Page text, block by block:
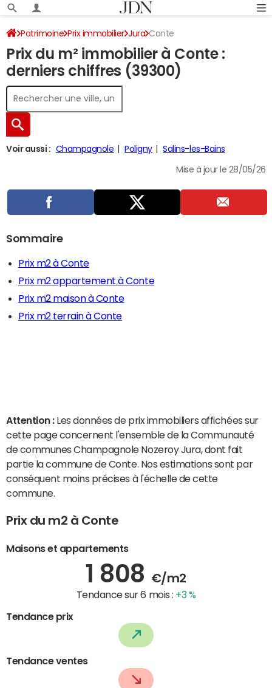
Patrimoine Prix immobilier Jura Conte
Prix du m² immobilier à Conte :
derniers chiffres (39300)
Voir aussi : Champagnole Poligny Salins-les-Bains
Mise à jour le 28/05/26
Sommaire
Prix m2 à Conte
Prix m2 appartement à Conte
Prix m2 maison à Conte
Prix m2 terrain à Conte
Attention : Les données de prix immobiliers affichées sur
cette page concernent l'ensemble de la Communauté
de communes Champagnole Nozeroy Jura, dont fait
partie la commune de Conte. Nos estimations sont par
conséquent moins précises à l'échelle de cette
commune.
Prix du m2 à Conte
Maisons et appartements
1 808 €/m2
Tendance sur 6 mois : +3 %
Tendance prix
Tendance ventes